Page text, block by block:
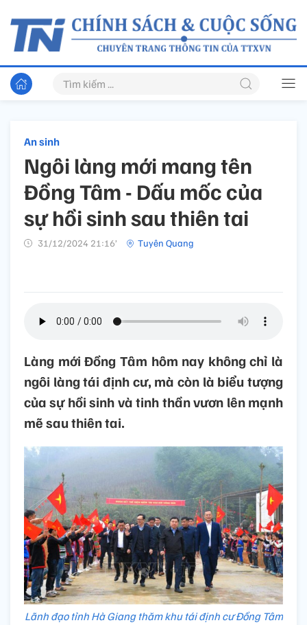
An sinh
Ngôi làng mới mang tên
Đồng Tâm - Dấu mốc của
sự hồi sinh sau thiên tai
31/12/2024 21:16’ Tuyên Quang
Làng mới Đồng Tâm hôm nay không chỉ là
ngôi làng tái định cư, mà còn là biểu tượng
của sự hồi sinh và tinh thần vươn lên mạnh
mẽ sau thiên tai.
Lãnh đạo tỉnh Hà Giang thăm khu tái định cư Đồng Tâm